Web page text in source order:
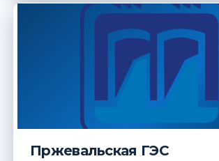
Пржевальская ГЭС